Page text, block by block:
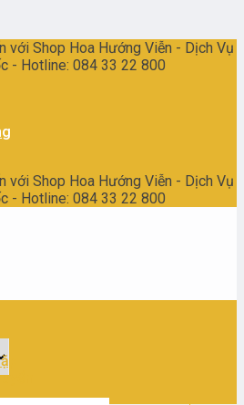
với Shop Hoa Hướng Viễn - Dịch Vụ
- Hotline: 084 33 22 800
với Shop Hoa Hướng Viễn - Dịch Vụ
- Hotline: 084 33 22 800